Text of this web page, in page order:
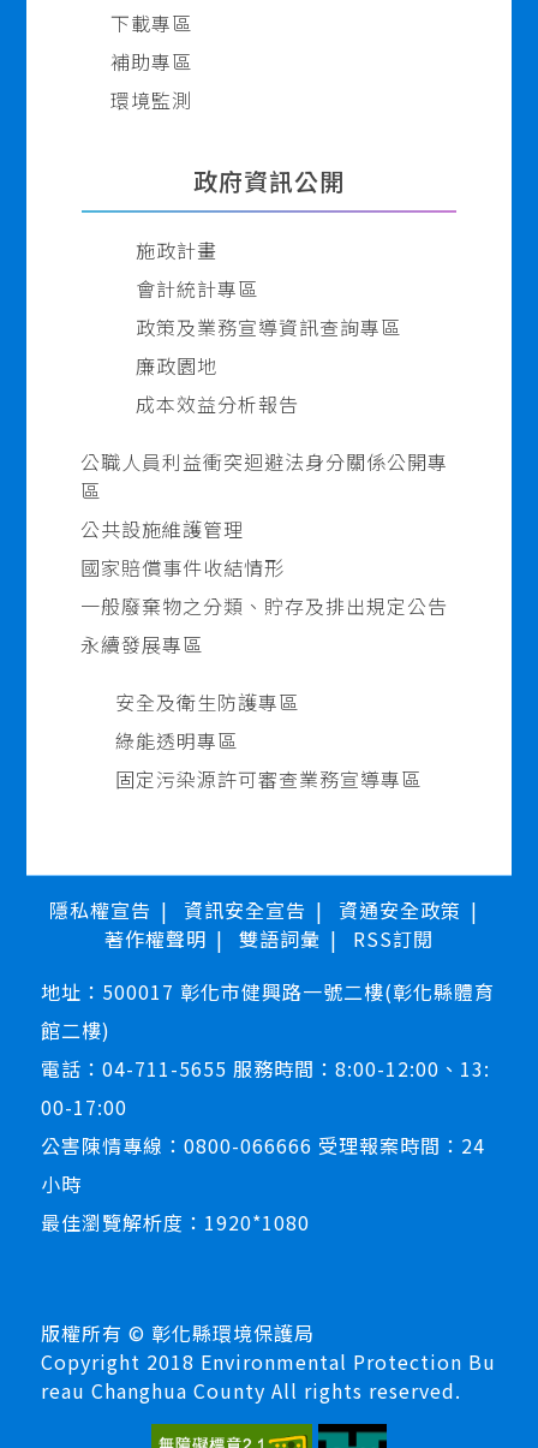
下載專區
補助專區
環境監測
政府資訊公開
施政計畫
會計統計專區
政策及業務宣導資訊查詢專區
廉政園地
成本效益分析報告
公職人員利益衝突迴避法身分關係公開專
區
公共設施維護管理
國家賠償事件收結情形
一般廢棄物之分類、貯存及排出規定公告
永續發展專區
安全及衛生防護專區
綠能透明專區
固定污染源許可審查業務宣導專區
隱私權宣告 資訊安全宣告
資通安全政策
著作權聲明
雙語詞彙
RSS訂閱
地址：500017 彰化市健興路一號二樓(彰化縣體育
館二樓)
電話：04-711-5655 服務時間：8:00-12:00、13:
00-17:00
公害陳情專線：0800-066666 受理報案時間：24
小時
最佳瀏覽解析度：1920*1080
版權所有 © 彰化縣環境保護局
Copyright 2018 Environmental Protection Bu
reau Changhua County All rights reserved.